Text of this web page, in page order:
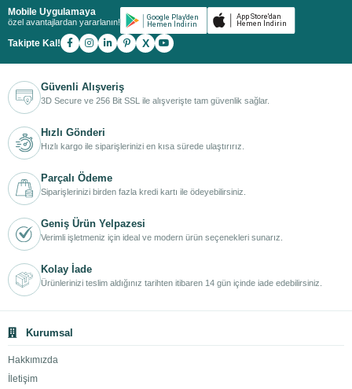
Mobile Uygulamaya
özel avantajlardan yararlanın!
Takipte Kal! X
Güvenli Alışveriş
3D Secure ve 256 Bit SSL ile alışverişte tam güvenlik sağlar.
Hızlı Gönderi
Hızlı kargo ile siparişlerinizi en kısa sürede ulaştırırız.
Parçalı Ödeme
Siparişlerinizi birden fazla kredi kartı ile ödeyebilirsiniz.
Geniş Ürün Yelpazesi
Verimli işletmeniz için ideal ve modern ürün seçenekleri sunarız.
Kolay İade
Ürünlerinizi teslim aldığınız tarihten itibaren 14 gün içinde iade edebilirsiniz.
Kurumsal
Hakkımızda
İletişim